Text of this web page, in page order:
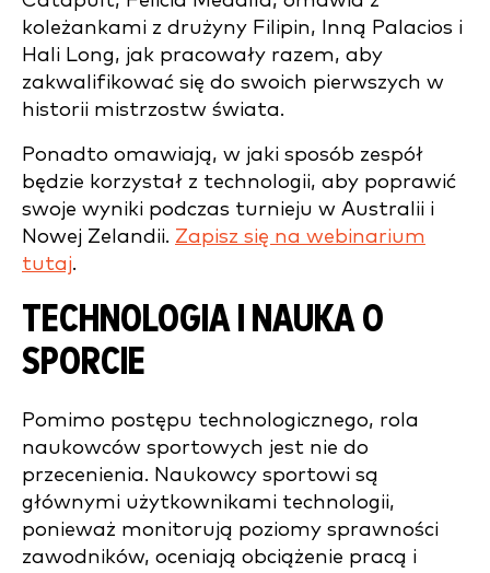
koleżankami z drużyny Filipin, Inną Palacios i
Hali Long, jak pracowały razem, aby
zakwalifikować się do swoich pierwszych w
historii mistrzostw świata.
Ponadto omawiają, w jaki sposób zespół
będzie korzystał z technologii, aby poprawić
swoje wyniki podczas turnieju w Australii i
Nowej Zelandii. Zapisz się na webinarium
tutaj.
TECHNOLOGIA I NAUKA O
SPORCIE
Pomimo postępu technologicznego, rola
naukowców sportowych jest nie do
przecenienia. Naukowcy sportowi są
głównymi użytkownikami technologii,
ponieważ monitorują poziomy sprawności
zawodników, oceniają obciążenie pracą i